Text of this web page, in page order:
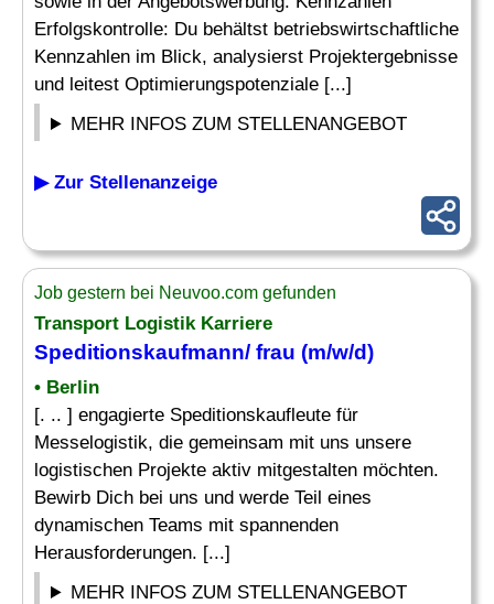
Erfolgskontrolle: Du behältst betriebswirtschaftliche
Kennzahlen im Blick, analysierst Projektergebnisse
und leitest Optimierungspotenziale [...]
MEHR INFOS ZUM STELLENANGEBOT
▶ Zur Stellenanzeige
Job gestern bei Neuvoo.com gefunden
Transport Logistik Karriere
Speditionskaufmann/ frau (m/w/d)
• Berlin
[. .. ] engagierte Speditionskaufleute für
Messelogistik, die gemeinsam mit uns unsere
logistischen Projekte aktiv mitgestalten möchten.
Bewirb Dich bei uns und werde Teil eines
dynamischen Teams mit spannenden
Herausforderungen. [...]
MEHR INFOS ZUM STELLENANGEBOT